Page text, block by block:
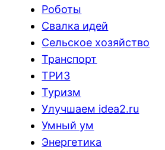
Роботы
Свалка идей
Сельское хозяйство
Транспорт
ТРИЗ
Туризм
Улучшаем idea2.ru
Умный ум
Энергетика